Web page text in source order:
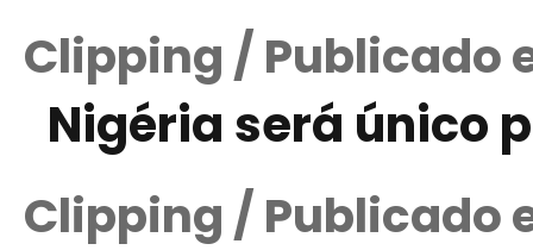
Clipping / Publicado
Nigéria será único
Clipping / Publicado